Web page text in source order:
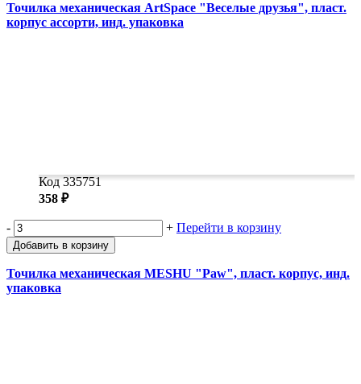
Точилка механическая ArtSpace "Веселые друзья", пласт.
корпус ассорти, инд. упаковка
Код 335751
358 ₽
- + Перейти в корзину
Добавить в корзину
Точилка механическая MESHU "Paw", пласт. корпус, инд.
упаковка